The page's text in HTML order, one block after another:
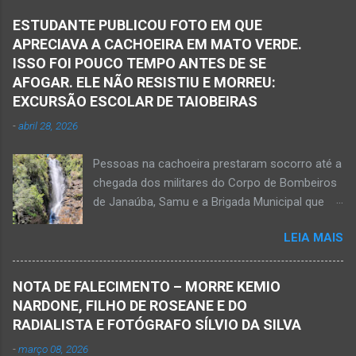
Pelotão do Corpo de Bombeiros Militar de
Janaúba seguiram para o local. Uma mulher
morreu e a outra vítima ficou gravemente
ferida e foi levada pelos socorristas do Samu
para o hospital na cidade de Monte Azul. Essa
do Suporte Aéreo Avançado de Vida (SAAV)
para unidade hospi...
ESTUDANTE PUBLICOU FOTO EM QUE
APRECIAVA A CACHOEIRA EM MATO VERDE.
ISSO FOI POUCO TEMPO ANTES DE SE
AFOGAR. ELE NÃO RESISTIU E MORREU:
EXCURSÃO ESCOLAR DE TAIOBEIRAS
-abril 28, 2026
Pessoas na cachoeira prestaram socorro até a
chegada dos militares do Corpo de Bombeiros
de Janaúba, Samu e a Brigada Municipal que
resistiu e foi a óbito Foto álbum pessoal Kauan
Pereira Alves publicou em sua rede social a
afogar e depois vir a óbito nesta terça-feira, dia
LEIA MAIS
NOTA DE FALECIMENTO – MORRE KEMIO
NARDONE, FILHO DE ROSEANE E DO
RADIALISTA E FOTÓGRAFO SÍLVIO DA SILVA
-março 08, 2026